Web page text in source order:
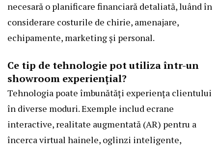
necesară o planificare financiară detaliată, luând în
considerare costurile de chirie, amenajare,
echipamente, marketing și personal.
Ce tip de tehnologie pot utiliza într-un
showroom experiențial?
Tehnologia poate îmbunătăți experiența clientului
în diverse moduri. Exemple includ ecrane
interactive, realitate augmentată (AR) pentru a
încerca virtual hainele, oglinzi inteligente,